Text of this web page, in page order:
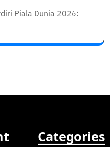
Piala Dunia 2026:
Categories